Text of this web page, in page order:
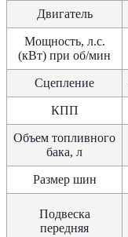
Двигатель
Мощность, л.с.
(кВт) при об/мин
Сцепление
КПП
Объем топливного
бака, л
Размер шин
Подвеска
передняя